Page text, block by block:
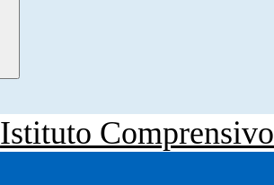
Istituto Comprensivo